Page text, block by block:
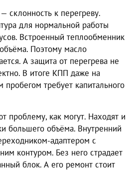
склонность к перегреву.
для нормальной работы
Встроенный теплообменник
Поэтому масло
А защита от перегрева не
В итоге КПП даже на
требует капитального
проблему, как могут. Находят и
большего объёма. Внутренний
адаптером с
контуром. Без него страдает
блок. А его ремонт стоит